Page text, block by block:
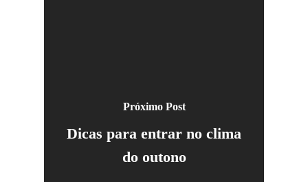
Próximo Post
Dicas para entrar no clima
do outono